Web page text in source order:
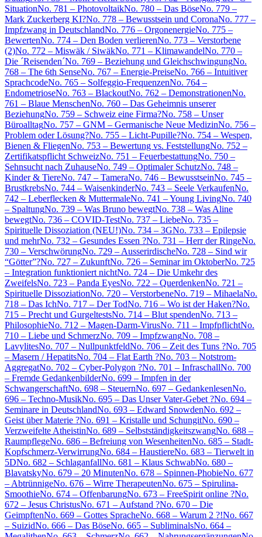
SituationNo. 781 – PhotovoltaikNo. 780 – Das BöseNo. 779 –
Mark Zuckerberg KI?No. 778 – Bewusstsein und CoronaNo. 777 –
Impfzwang in DeutschlandNo. 776 – OrgonenergieNo. 775 –
BewertenNo. 774 – Den Boden verlierenNo. 773 – Verstorbene
(2)No. 772 – Miswäk / SiwäkNo. 771 – KlimawandelNo. 770 –
Die ´Reisenden´No. 769 – Beziehung und GleichschwingungNo.
768 – The 6th SenseNo. 767 – Energie-PreiseNo. 766 – Intuitiver
SprachcodeNo. 765 – Solfeggio-FrequenzenNo. 764 –
EndometrioseNo. 763 – BlackoutNo. 762 – DemonstrationenNo.
761 – Blaue MenschenNo. 760 – Das Geheimnis unserer
BeziehungNo. 759 – Schweiz eine Firma?No. 758 – Unser
BüroalltagNo. 757 – GNM – Germanische Neue MedizinNo. 756 –
Problem oder Lösung?No. 755 – Licht-Pupille?No. 754 – Wespen,
Bienen & FliegenNo. 753 – Bewertung vs. FeststellungNo. 752 –
Zertifikatspflicht SchweizNo. 751 – FeuerbestattungNo. 750 –
Sehnsucht nach ZuhauseNo. 749 – Optimaler SchutzNo. 748 –
Kinder & TiereNo. 747 – TameraNo. 746 – BewusstseinNo. 745 –
BrustkrebsNo. 744 – WaisenkinderNo. 743 – Seele VerkaufenNo.
742 – Leberflecken & MuttermaleNo. 741 – Young LivingNo. 740
– SpaltungNo. 739 – Was Bruno bewegtNo. 738 – Was Aline
bewegtNo. 736 – COVID-TestNo. 737 – LiebeNo. 735 –
Spirituelle Dissoziation (NEU!)No. 734 – 3GNo. 733 – Epilepsie
und mehrNo. 732 – Gesundes Essen ?No. 731 – Herr der RingeNo.
730 – VerschwörungNo. 729 – AusserirdischeNo. 728 – Sind wir
“Götter”?No. 727 – ZukunftNo. 726 – Seminar im OktoberNo. 725
– Integration funktioniert nichtNo. 724 – Die Umkehr des
ZweifelsNo. 723 – Panda EyesNo. 722 – QuerdenkenNo. 721 –
Spirituelle DissoziationNo. 720 – VerstorbeneNo. 719 – MihaelaNo.
718 – Das IchNo. 717 – Der TodNo. 716 – Wo ist der Haken?No.
715 – Precht und GurgeltestsNo. 714 – Blut spendenNo. 713 –
PhilosophieNo. 712 – Magen-Darm-VirusNo. 711 – ImpfpflichtNo.
710 – Liebe und SchmerzNo. 709 – ImpfzwangNo. 708 –
LavylitesNo. 707 – NullpunktfeldNo. 706 – Zeit des Tuns ?No. 705
– Masern / HepatitsNo. 704 – Flat Earth ?No. 703 – Notstrom-
AggregatNo. 702 – Cyber-Polygon ?No. 701 – InfraschallNo. 700
– Fremde GedankenbilderNo. 699 – Impfen in der
SchwangerschaftNo. 698 – SteuernNo. 697 – GedankenlesenNo.
696 – Techno-MusikNo. 695 – Das Unser Vater-Gebet ?No. 694 –
Seminare in DeutschlandNo. 693 – Edward SnowdenNo. 692 –
Geist über Materie ?No. 691 – Kristalle und SchungitNo. 690 –
Verzweifelte AtheistinNo. 689 – SelbstständigkeitszwangNo. 688 –
RaumpflegeNo. 686 – Befreiung von WesenheitenNo. 685 – Stadt-
Kopfschmerz-VerwirrungNo. 684 – HaustiereNo. 683 – Tierwelt in
5DNo. 682 – SchlaganfallNo. 681 – Klaus SchwabNo. 680 –
BlavatskyNo. 679 – 20 MinutenNo. 678 – Spinnen-PhobieNo. 677
– AbtrünnigeNo. 676 – Wirre TherapeutenNo. 675 – Spirulina-
SmoothieNo. 674 – OffenbarungNo. 673 – FreeSpirit online ?No.
672 – Jesus ChristusNo. 671 – Aufstand ?No. 670 – Die
GeimpftenNo. 669 – Gottes SpracheNo. 668 – Warum 2 ?!No. 667
– SuizidNo. 666 – Das BöseNo. 665 – SubliminalsNo. 664 –